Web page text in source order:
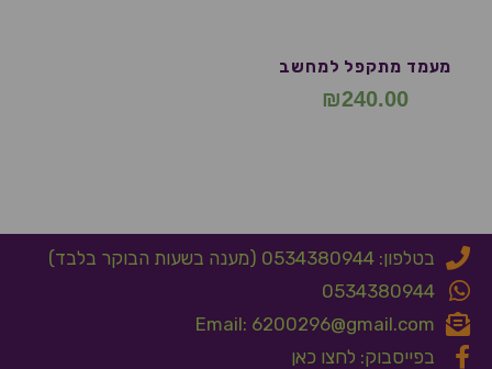
מעמד מתקפל למחשב
₪240.00
בטלפון: 0534380944 (מענה בשעות הבוקר בלבד)
0534380944
Email: 6200296@gmail.com
בפייסבוק: לחצו כאן